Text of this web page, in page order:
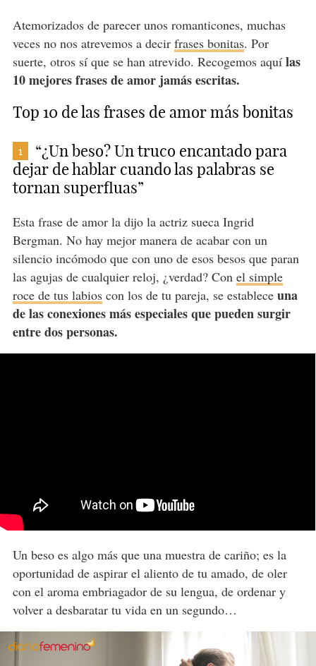
Atemorizados de parecer unos romanticones, muchas
veces no nos atrevemos a decir frases bonitas. Por
suerte, otros sí que se han atrevido. Recogemos aquí las
10 mejores frases de amor jamás escritas.
Top 10 de las frases de amor más bonitas
1
“¿Un beso? Un truco encantado para
dejar de hablar cuando las palabras se
tornan superfluas”
Esta frase de amor la dijo la actriz sueca Ingrid
Bergman. No hay mejor manera de acabar con un
silencio incómodo que con uno de esos besos que paran
las agujas de cualquier reloj, ¿verdad? Con el simple
roce de tus labioscon los de tu pareja, se establece una
de las conexiones más especiales que pueden surgir
entre dos personas.
Un beso es algo más que una muestra de cariño; es la
oportunidad de aspirar el aliento de tu amado, de oler
con el aroma embriagador de su lengua, de ordenar y
volver a desbaratar tu vida en un segundo…